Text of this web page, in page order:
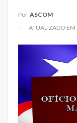
Por ASCOM
ATUALIZADO EM